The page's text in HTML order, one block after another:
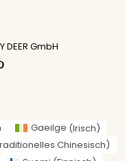
GmbH
Gaeilge (Irisch)
Chinesisch)